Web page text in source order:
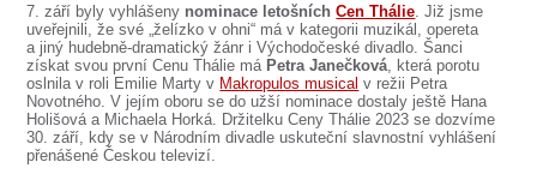
7. září byly vyhlášeny nominace letošníchCen Thálie . Již jsme
uveřejnili, že své „želízko v ohni“ má v kategorii muzikál, opereta
a jiný hudebně-dramatický žánr i Východočeské divadlo. Šanci
získat svou první Cenu Thálie má Petra Janečková , která porotu
oslnila v roli Emilie Marty v Makropulos musical v režii Petra
Novotného. V jejím oboru se do užší nominace dostaly ještě Hana
Holišová a Michaela Horká. Držitelku Ceny Thálie 2023 se dozvíme
30. září, kdy se v Národním divadle uskuteční slavnostní vyhlášení
přenášené Českou televizí.